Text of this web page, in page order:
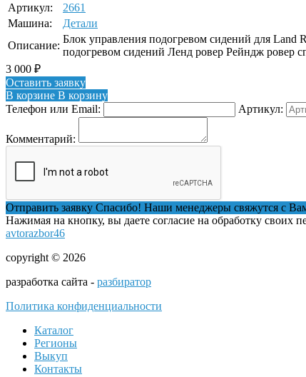
Артикул:
2661
Машина:
Детали
Описание:
Блок управления подогревом сидений для
подогревом сидений Ленд ровер Рейндж ровер
3 000 ₽
Оставить заявку
В корзине В корзину
Телефон или Email:
Артикул:
Комментарий:
Отправить заявку Спасибо! Наши менеджеры свяжутся с
Нажимая на кнопку, вы даете согласие на обработку своих
avtorazbor46
copyright © 2026
разработка сайта - разбиратор
Политика конфиденциальности
Каталог
Регионы
Выкуп
Контакты